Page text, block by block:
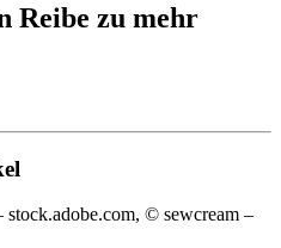
Reibe zu mehr
© sewcream –